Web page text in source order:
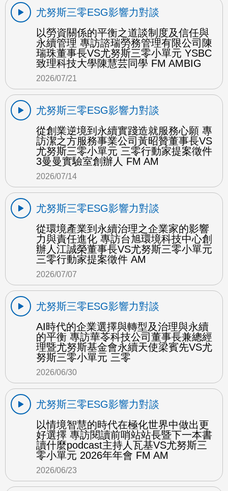
尤努斯三零ESG影響力對談
以勞資關係的平衡之道談制度及信任與
永續管理 專訪諮瑞勞務管理有限公司陳
瑞珠董事長VS尤努斯三零小單元 YSBC
致理科技大學陳慧芸同學 FM AMBIG
2026/07/21
尤努斯三零ESG影響力對談
從創業逆境到永續實踐造就服務心願 專
訪潔之方服務事業公司黃昭贊董事長VS
尤努斯三零小單元 三零行動家提案徵件
3曼曼實驗室創辦人 FM AM
2026/07/14
尤努斯三零ESG影響力對談
從環境產業到永續治理之企業家的影響
力與責任進化 專訪台旭環境科技中心創
辦人江誠榮董事長VS尤努斯三零小單元
三零行動家提案徵件 AM
2026/07/07
尤努斯三零ESG影響力對談
AI時代的企業選擇與轉型及治理與永續
的平衡 專訪華苓科技公司董事長兼總經
理暨尤努斯基金會永續天使梁賓先VS尤
努斯三零小單元 三零
2026/06/30
尤努斯三零ESG影響力對談
以情境智慧的時代在極化世界中做出更
好選擇 專訪閱讀前哨站站長暨下一本書
讀什麼podcast主持人瓦基VS尤努斯三
零小單元 2026年年會 FM AM
2026/06/23